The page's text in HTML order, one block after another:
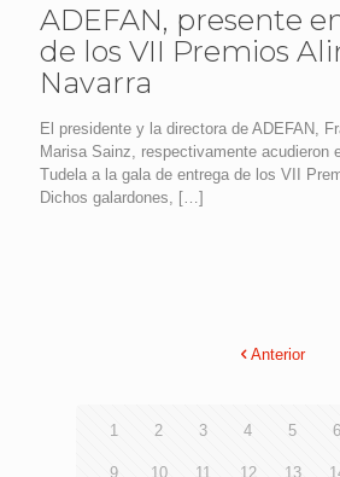
ADEFAN, presente
de los VII Premios
Navarra
El presidente y la directora de ADEFAN,
Marisa Sainz, respectivamente acudieron
Tudela a la gala de entrega de los VII
Dichos galardones,
[…]
Anterior
1 2 3 4 5 6
9 10 11 12 13